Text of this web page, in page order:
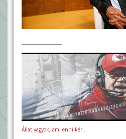
Állat vagyok, ami enni kér...